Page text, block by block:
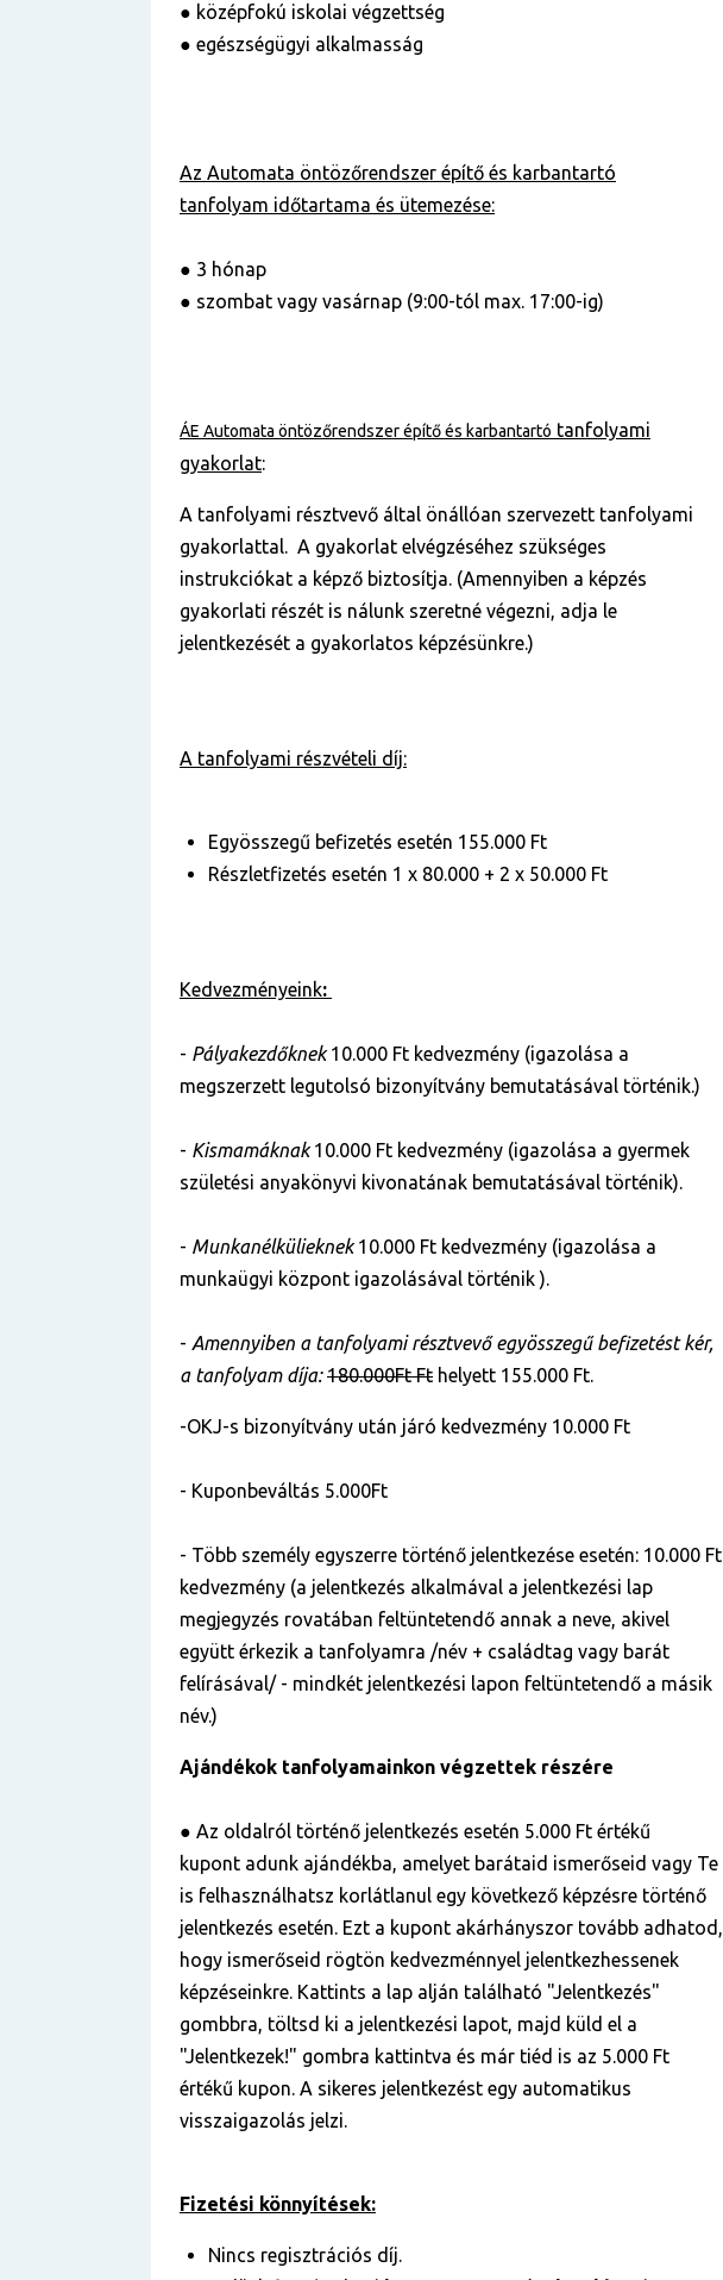
● középfokú iskolai végzettség
● egészségügyi alkalmasság
Az Automata öntözőrendszer építő és karbantartó
tanfolyam időtartama és ütemezése:
● 3 hónap
● szombat vagy vasárnap (9:00-tól max. 17:00-ig)
ÁE Automata öntözőrendszer építő és karbantartó tanfolyami
gyakorlat:
A tanfolyami résztvevő által önállóan szervezett tanfolyami
gyakorlattal. A gyakorlat elvégzéséhez szükséges
instrukciókat a képző biztosítja. (Amennyiben a képzés
gyakorlati részét is nálunk szeretné végezni, adja le
jelentkezését a gyakorlatos képzésünkre.)
A tanfolyami részvételi díj:
Egyösszegű befizetés esetén 155.000 Ft
Részletfizetés esetén 1 x 80.000 + 2 x 50.000 Ft
Kedvezményeink:
- Pályakezdőknek10.000 Ft kedvezmény (igazolása a
megszerzett legutolsó bizonyítvány bemutatásával történik.)
- Kismamáknak10.000 Ft kedvezmény (igazolása a gyermek
születési anyakönyvi kivonatának bemutatásával történik).
- Munkanélkülieknek10.000 Ft kedvezmény (igazolása a
munkaügyi központ igazolásával történik ).
- Amennyiben a tanfolyami résztvevő egyösszegű befizetést kér,
a tanfolyam díja: 180.000Ft Ft helyett 155.000 Ft.
-OKJ-s bizonyítvány után járó kedvezmény 10.000 Ft
- Kuponbeváltás 5.000Ft
- Több személy egyszerre történő jelentkezése esetén: 10.000 Ft
kedvezmény (a jelentkezés alkalmával a jelentkezési lap
megjegyzés rovatában feltüntetendő annak a neve, akivel
együtt érkezik a tanfolyamra /név + családtag vagy barát
felírásával/ - mindkét jelentkezési lapon feltüntetendő a másik
név.)
Ajándékok tanfolyamainkon végzettek részére
● Az oldalról történő jelentkezés esetén 5.000 Ft értékű
kupont adunk ajándékba, amelyet barátaid ismerőseid vagy Te
is felhasználhatsz korlátlanul egy következő képzésre történő
jelentkezés esetén. Ezt a kupont akárhányszor tovább adhatod,
hogy ismerőseid rögtön kedvezménnyel jelentkezhessenek
képzéseinkre. Kattints a lap alján található "Jelentkezés"
gombbra, töltsd ki a jelentkezési lapot, majd küld el a
"Jelentkezek!" gombra kattintva és már tiéd is az 5.000 Ft
értékű kupon. A sikeres jelentkezést egy automatikus
visszaigazolás jelzi.
Fizetési könnyítések:
Nincs regisztrációs díj.